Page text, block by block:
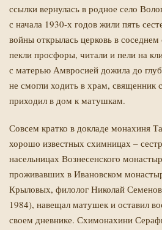
ссылки вернулась в родное село
с начала 1930-х годов жили пять
войны открылась церковь в
пекли просфоры, читали и пели на
с матерью Амвросией дожила до
не смогли ходить в храм,
приходил в дом к матушкам.
Совсем кратко в докладе монахиня
хорошо известных схимницах –
насельницах Вознесенского
проживавших в Ивановском
Крыловых, филолог Николай
1984), навещал матушек и оставил
своем дневнике. Схимонахини